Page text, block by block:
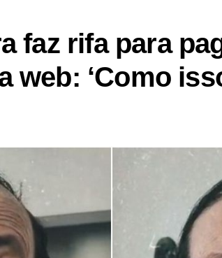
faz rifa para
web: ‘Como